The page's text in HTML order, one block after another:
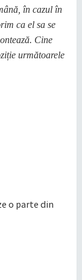
în cazul în
ca el sa se
Cine
următoarele
o parte din